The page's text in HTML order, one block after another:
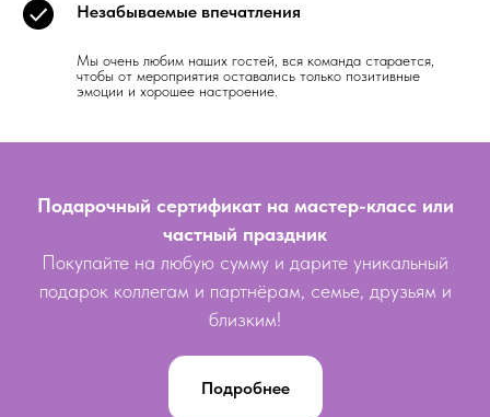
Незабываемые впечатления
Мы очень любим наших гостей, вся команда старается,
чтобы от мероприятия оставались только позитивные
эмоции и хорошее настроение.
Подарочный сертификат на мастер-класс или
частный праздник
Покупайте на любую сумму и дарите уникальный
подарок коллегам и партнёрам, семье, друзьям и
близким!
Подробнее